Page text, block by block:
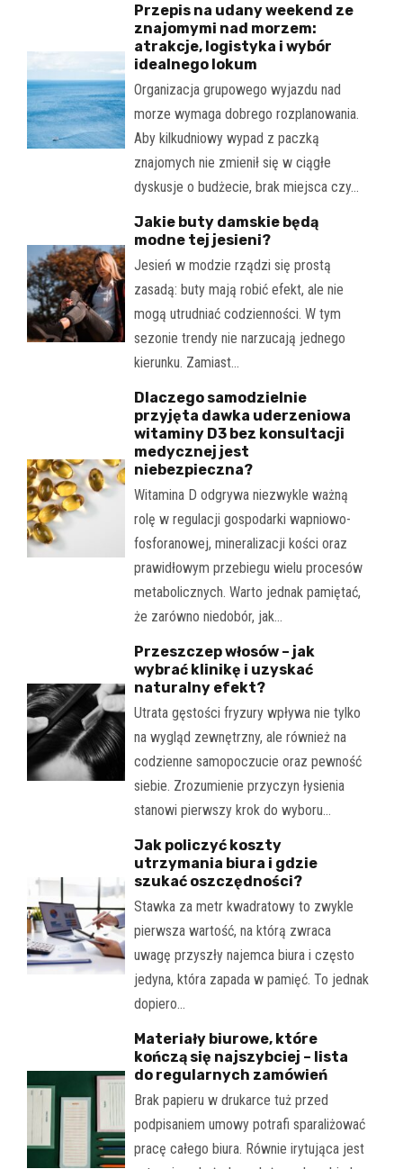
Przepis na udany weekend ze
znajomymi nad morzem:
atrakcje, logistyka i wybór
idealnego lokum
Organizacja grupowego wyjazdu nad
morze wymaga dobrego rozplanowania.
Aby kilkudniowy wypad z paczką
znajomych nie zmienił się w ciągłe
dyskusje o budżecie, brak miejsca czy…
Jakie buty damskie będą
modne tej jesieni?
Jesień w modzie rządzi się prostą
zasadą: buty mają robić efekt, ale nie
mogą utrudniać codzienności. W tym
sezonie trendy nie narzucają jednego
kierunku. Zamiast…
Dlaczego samodzielnie
przyjęta dawka uderzeniowa
witaminy D3 bez konsultacji
medycznej jest
niebezpieczna?
Witamina D odgrywa niezwykle ważną
rolę w regulacji gospodarki wapniowo-
fosforanowej, mineralizacji kości oraz
prawidłowym przebiegu wielu procesów
metabolicznych. Warto jednak pamiętać,
że zarówno niedobór, jak…
Przeszczep włosów – jak
wybrać klinikę i uzyskać
naturalny efekt?
Utrata gęstości fryzury wpływa nie tylko
na wygląd zewnętrzny, ale również na
codzienne samopoczucie oraz pewność
siebie. Zrozumienie przyczyn łysienia
stanowi pierwszy krok do wyboru…
Jak policzyć koszty
utrzymania biura i gdzie
szukać oszczędności?
Stawka za metr kwadratowy to zwykle
pierwsza wartość, na którą zwraca
uwagę przyszły najemca biura i często
jedyna, która zapada w pamięć. To jednak
dopiero…
Materiały biurowe, które
kończą się najszybciej – lista
do regularnych zamówień
Brak papieru w drukarce tuż przed
podpisaniem umowy potrafi sparaliżować
pracę całego biura. Równie irytująca jest